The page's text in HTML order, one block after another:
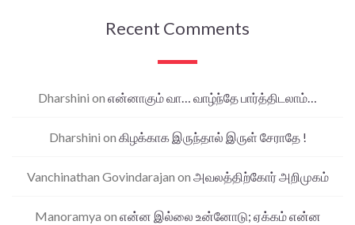
Recent Comments
Dharshini on என்னாகும் வா… வாழ்ந்தே பார்த்திடலாம்…
Dharshini on கிழக்காக இருந்தால் இருள் சேராதே !
Vanchinathan Govindarajan on அவலத்திற்கோர் அறிமுகம்
Manoramya on என்ன இல்லை உன்னோடு; ஏக்கம் என்ன